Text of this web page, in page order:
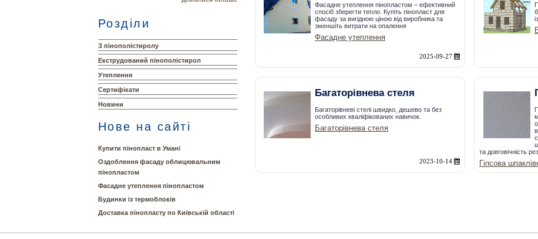
Розділи
З пінополістиролу
Екструдований пінополістирол
Утеплення
Сертифікати
Новини
Нове на сайті
Купити пінопласт в Умані
Оздоблення фасаду облицювальним
пінопластом
Фасадне утеплення пінопластом
Будинки із термоблоків
Доставка пінопласту по Київській області
Фасадне утеплення пінопластом – ефективний
спосіб зберегти тепло. Купіть пінопласт для
фасаду за вигідною ціною від виробника та
зменшіть витрати на опалення
Фасадне утеплення
2025-09-27
Багаторівнева стеля
Багаторівневі стелі швидко, дешево та без
особливих кваліфікованих навичок.
Багаторівнева стеля
2023-10-14
та довговічність
Гіпсова